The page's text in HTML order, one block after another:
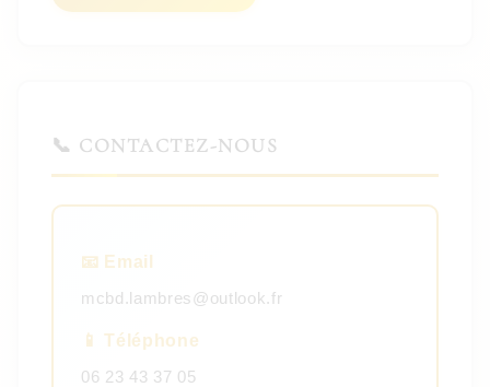
📞 CONTACTEZ-NOUS
📧 Email
mcbd.lambres@outlook.fr
📱 Téléphone
06 23 43 37 05